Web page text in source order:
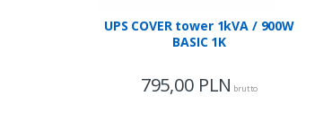
UPS COVER tower 1kVA / 900W
BASIC 1K
795,00 PLN brutto